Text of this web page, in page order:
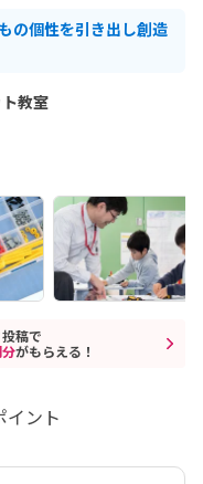
の個性を引き出し創造
教室
稿で
がもらえる！
イント